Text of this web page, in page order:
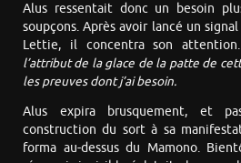
Alus ressentait donc un besoin
soupçons. Après avoir lancé un
Lettie, il concentra son attention.
l’attribut de la glace de la patte de
les preuves dont j’ai besoin.
Alus expira brusquement, et
construction du sort à sa
forma au-dessus du Mamono.